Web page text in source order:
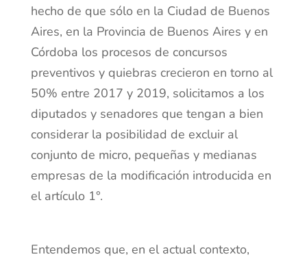
hecho de que sólo en la Ciudad de Buenos
Aires, en la Provincia de Buenos Aires y en
Córdoba los procesos de concursos
preventivos y quiebras crecieron en torno al
50% entre 2017 y 2019, solicitamos a los
diputados y senadores que tengan a bien
considerar la posibilidad de excluir al
conjunto de micro, pequeñas y medianas
empresas de la modificación introducida en
el artículo 1°.
Entendemos que, en el actual contexto,